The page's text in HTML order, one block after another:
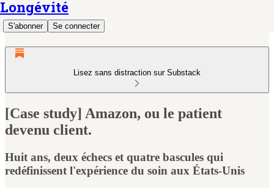
Longévité
S'abonner Se connecter
Lisez sans distraction sur Substack
[Case study] Amazon, ou le patient
devenu client.
Huit ans, deux échecs et quatre bascules qui
redéfinissent l'expérience du soin aux États-Unis